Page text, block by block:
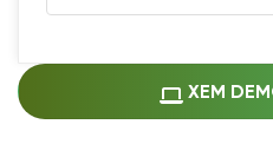
Thay logo +
(+100.000 VND)
XEM